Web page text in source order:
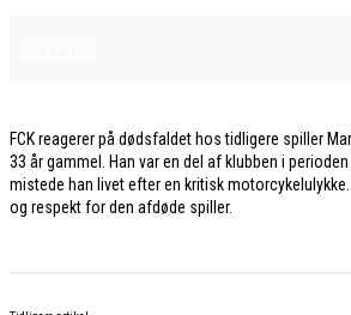
FCK reagerer på dødsfaldet hos tidligere spiller
33 år gammel. Han var en del af klubben i
mistede han livet efter en kritisk motorcykelulykke.
og respekt for den afdøde spiller.